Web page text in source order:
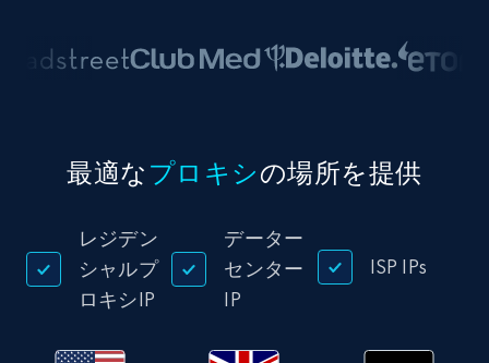
最適な プロキシの場所を提供
レジデン
シャルプ
ロキシIP
データー
センター
IP
ISP IPs